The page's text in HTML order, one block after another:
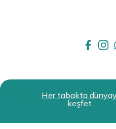
RestokitHer tabakta
keşfet.